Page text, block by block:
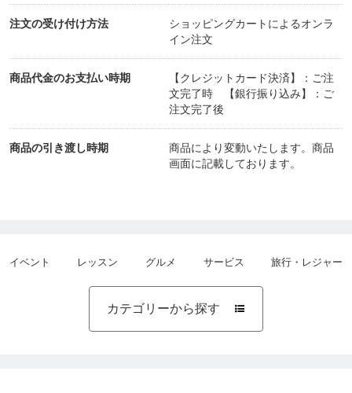
注文の受け付け方法
ショッピングカートによるオンラ
イン注文
商品代金のお支払い時期
【クレジットカード決済】：ご注
文完了時 【銀行振り込み】：ご
注文完了後
商品の引き渡し時期
商品により変動いたします。商品
画面に記載しております。
イベント レッスン グルメ サービス 旅行・レジャー
カテゴリーから探す 